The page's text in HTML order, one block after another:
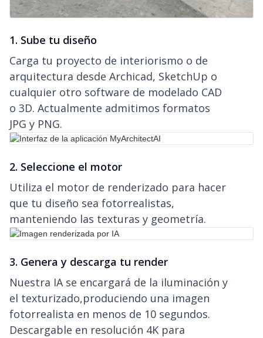
1. Sube tu diseño
Carga tu proyecto de interiorismo o de
arquitectura desde Archicad, SketchUp o
cualquier otro software de modelado CAD
o 3D. Actualmente admitimos formatos
JPG y PNG.
2. Seleccione el motor
Utiliza el motor de renderizado para hacer
que tu diseño sea fotorrealistas,
manteniendo las texturas y geometría.
3. Genera y descarga tu render
Nuestra IA se encargará de la iluminación y
el texturizado,produciendo una imagen
fotorrealista en menos de 10 segundos.
Descargable en resolución 4K para